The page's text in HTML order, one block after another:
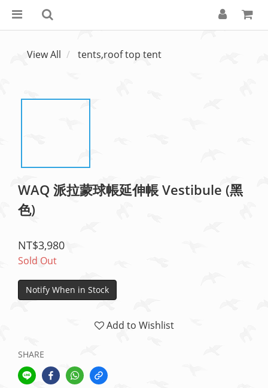
View All tents,roof top tent
WAQ 派拉蒙球帳延伸帳 Vestibule (黑
色)
NT$3,980
Sold Out
Notify When in Stock
Add to Wishlist
SHARE